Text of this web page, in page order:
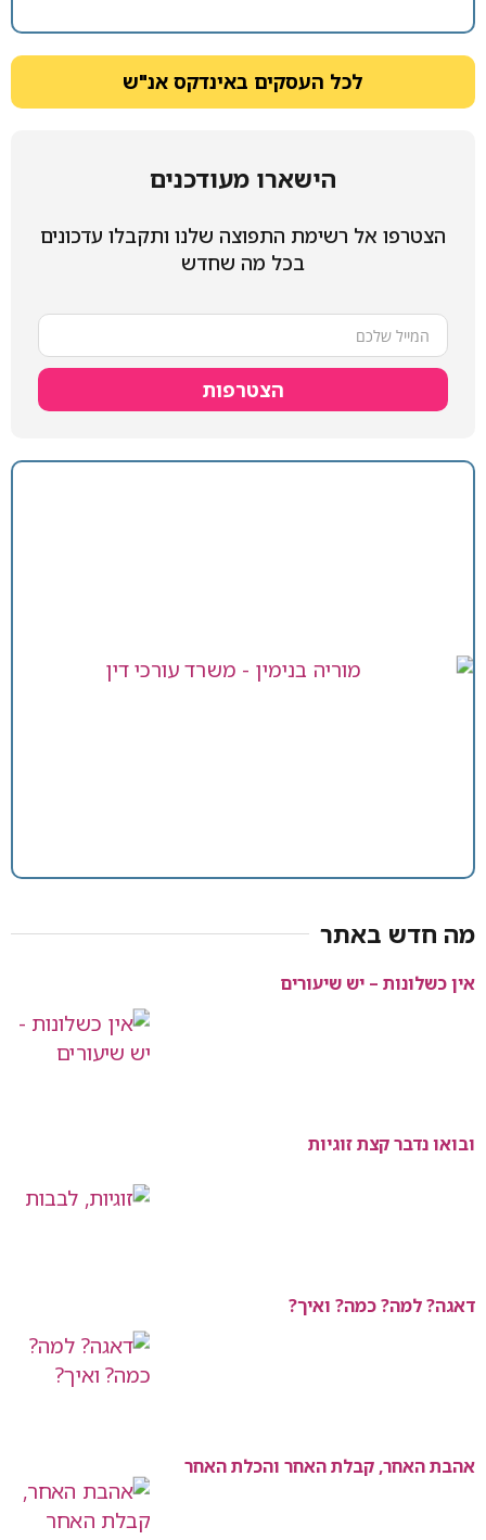
לכל העסקים באינדקס אנ"ש
הישארו מעודכנים
הצטרפו אל רשימת התפוצה שלנו ותקבלו עדכונים
בכל מה שחדש
הצטרפות
מה חדש באתר
אין כשלונות – יש שיעורים
ובואו נדבר קצת זוגיות
דאגה? למה? כמה? ואיך?
אהבת האחר, קבלת האחר והכלת האחר